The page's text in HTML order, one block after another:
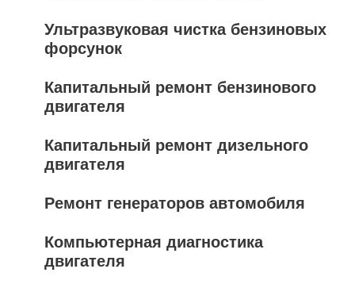
Ультразвуковая чистка бензиновых
форсунок
Капитальный ремонт бензинового
двигателя
Капитальный ремонт дизельного
двигателя
Ремонт генераторов автомобиля
Компьютерная диагностика
двигателя